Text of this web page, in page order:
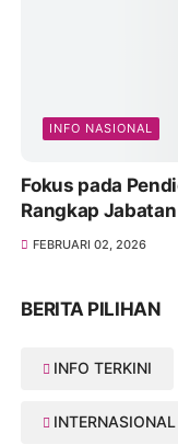
INFO NASIONAL
Fokus pada
Rangkap
FEBRUARI 02, 2026
BERITA PILIHAN
INFO TERKINI
INTERNASIONAL